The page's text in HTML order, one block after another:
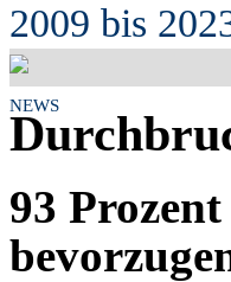
2009 bis
NEWS
93